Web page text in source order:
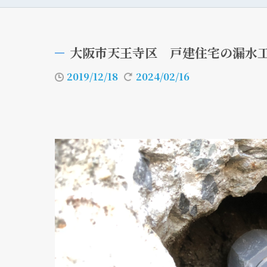
大阪市天王寺区 戸建住宅の漏
2019/12/18 2024/02/16